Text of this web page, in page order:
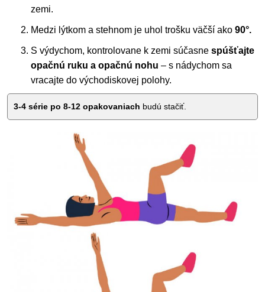
zemi.
Medzi lýtkom a stehnom je uhol trošku väčší ako 90°.
S výdychom, kontrolovane k zemi súčasne spúšťajte
opačnú ruku a opačnú nohu – s nádychom sa
vracajte do východiskovej polohy.
3-4 série po 8-12 opakovaniach budú stačiť.